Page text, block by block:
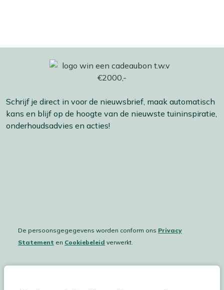
Schrijf je direct in voor de nieuwsbrief, maak automatisch
kans en blijf op de hoogte van de nieuwste tuininspiratie,
onderhoudsadvies en acties!
De persoonsgegegevens worden conform ons Privacy
Statement en Cookiebeleid verwerkt.